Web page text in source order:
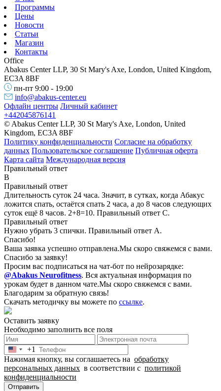
Программы
Цены
Новости
Статьи
Магазин
Контакты
Office
Abakus Center LLP, 30 St Mary's Axe, London, United Kingdom,
EC3A 8BF
пн-пт 9:00 - 19:00
info@abakus-center.eu
Офлайн центры Личный кабинет
+442045876141
© Abakus Center LLP, 30 St Mary's Axe, London, United
Kingdom, EC3A 8BF
Политику конфиденциальности Согласие на обработку
данных Пользовательское соглашение Публичная оферта
Карта сайта Международная версия
Правильный ответ
B
Правильный ответ
Длительность суток 24 часа. Значит, в сутках, когда Абакус
ложится спать, остаётся спать 2 часа, а до 8 часов следующих
суток ещё 8 часов. 2+8=10. Правильный ответ С.
Правильный ответ
Нужно убрать 3 спички. Правильный ответ А.
Спасибо!
Ваша заявка успешно отправлена.Мы скоро свяжемся с вами.
Спасибо за заявку!
Просим вас подписаться на чат-бот по нейрозарядке:
@Abakus Neurofitness. Вся актуальная информация по
урокам будет в данном чате.Мы скоро свяжемся с вами.
Благодарим за обратную связь!
Скачать методичку вы можете по ссылке.
Оставить заявку
Необходимо заполнить все поля
United
States
+1
+1
Нажимая кнопку, вы соглашаетесь на обработку
персональных данных в соответствии с политикой
конфиденциальности
Отправить